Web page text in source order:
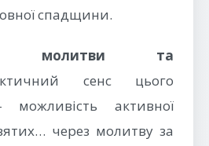
спадщини.
молитви та
сенс цього
можливість активної
через молитву за